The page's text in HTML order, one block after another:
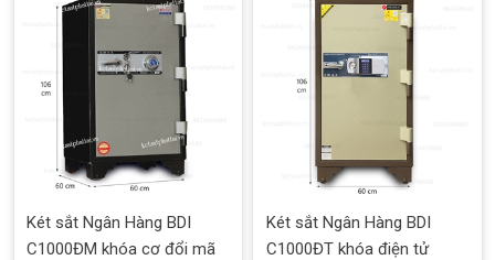
Két sắt Ngân Hàng BDI
C1000ĐM khóa cơ đổi mã
Két sắt Ngân Hàng BDI
C1000ĐT khóa điện tử